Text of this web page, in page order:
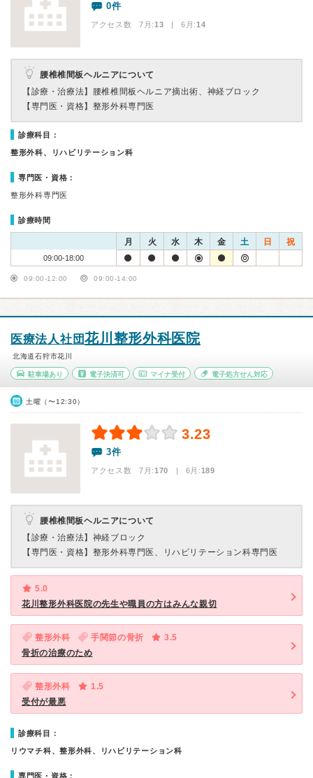
0件
アクセス数 7月:13 | 6月:14
腰椎椎間板ヘルニアについて
【診療・治療法】
腰椎椎間板ヘルニア摘出術、神経ブロック
【専門医・資格】 整形外科専門医
診療科目：
整形外科、リハビリテーション科
専門医・資格：
整形外科専門医
診療時間
月 火 水 木 金 土 日 祝
09:00-18:00
09:00-12:00 09:00-14:00
医療法人社団花川整形外科医院
北海道石狩市花川
駐車場あり 電子決済可 マイナ受付 電子処方せん対応
土曜（〜12:30）
3.23
3件
アクセス数 7月:170 | 6月:189
腰椎椎間板ヘルニアについて
【診療・治療法】 神経ブロック
【専門医・資格】 整形外科専門医、リハビリテーション科専門医
5.0
花川整形外科医院の先生や職員の方はみんな親切
整形外科 手関節の骨折
3.5
骨折の治療のため
整形外科
1.5
受付が最悪
診療科目：
リウマチ科、整形外科、リハビリテーション科
専門医・資格：